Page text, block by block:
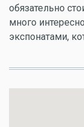
обязательно
много
экспонатами,